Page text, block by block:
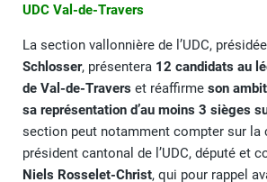
UDC Val-de-Travers
La section vallonnière de l’UDC,
Schlosser, présentera 12 candidats au
de Val-de-Travers et réaffirme son
sa représentation d’au moins 3 sièges
section peut notamment compter sur la
président cantonal de l’UDC, député et
Niels Rosselet-Christ, qui pour rappel